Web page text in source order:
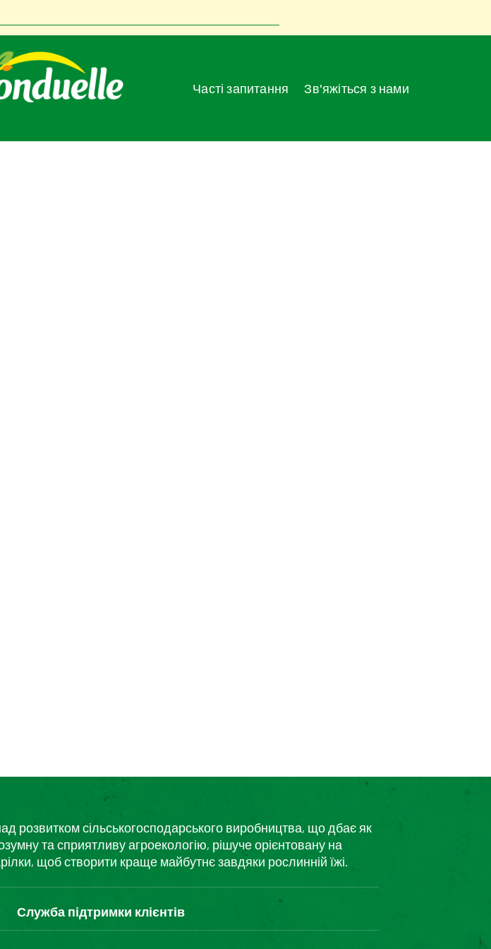
Часті запитання Зв'яжіться з нами
розвитком сільськогосподарського виробництва, що дбає як
та сприятливу агроекологію, рішуче орієнтовану на
щоб створити краще майбутнє завдяки рослинній їжі.
Служба підтримки клієнтів